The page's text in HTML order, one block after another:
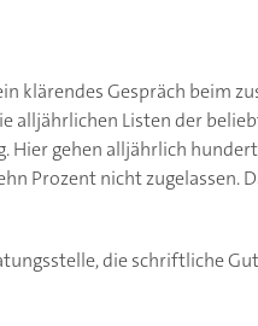
klärendes Gespräch beim
alljährlichen Listen der
gehen alljährlich
Prozent nicht zugelassen.
die schriftliche